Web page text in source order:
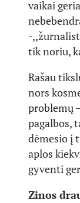
vaikai
-
tik noriu,
Rašau
nors
problemų
pagalbos,
dėmesio į
aplos
gyventi
Zinos